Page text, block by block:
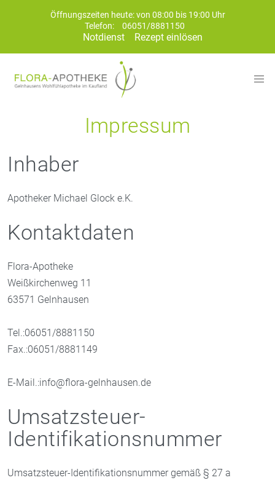
Öffnungszeiten heute: von 08:00 bis 19:00 Uhr
Telefon:
06051/8881150
Notdienst Rezept einlösen
Impressum
Inhaber
Apotheker Michael Glock e.K.
Kontaktdaten
Flora-Apotheke
Weißkirchenweg 11
63571 Gelnhausen
Tel.:06051/8881150
Fax.:06051/8881149
E-Mail.:info@flora-gelnhausen.de
Umsatzsteuer-
Identifikationsnummer
Umsatzsteuer-Identifikationsnummer gemäß § 27 a